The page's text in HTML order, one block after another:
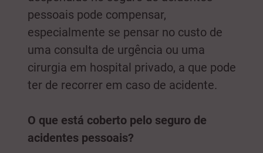
pessoais pode compensar,
especialmente se pensar no custo de
uma consulta de urgência ou uma
cirurgia em hospital privado, a que pode
ter de recorrer em caso de acidente.
O que está coberto pelo seguro de
acidentes pessoais?